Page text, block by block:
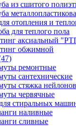
из сшитого
отопления и
для теплого пола
аксиальный
обжимной
ремонтные
сантехнические
стяжка
червячные
стиральных
наливные
сливные